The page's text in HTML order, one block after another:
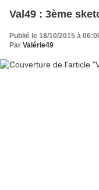
Val49 : 3ème
Publié le 18/10/2015 à
Par Valérie49